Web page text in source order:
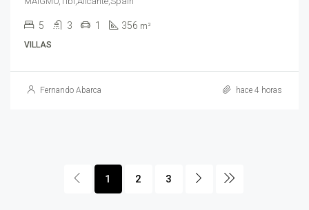
5 3 1 356 m²
VILLAS
Fernando Abarca hace 4 horas
1 2 3